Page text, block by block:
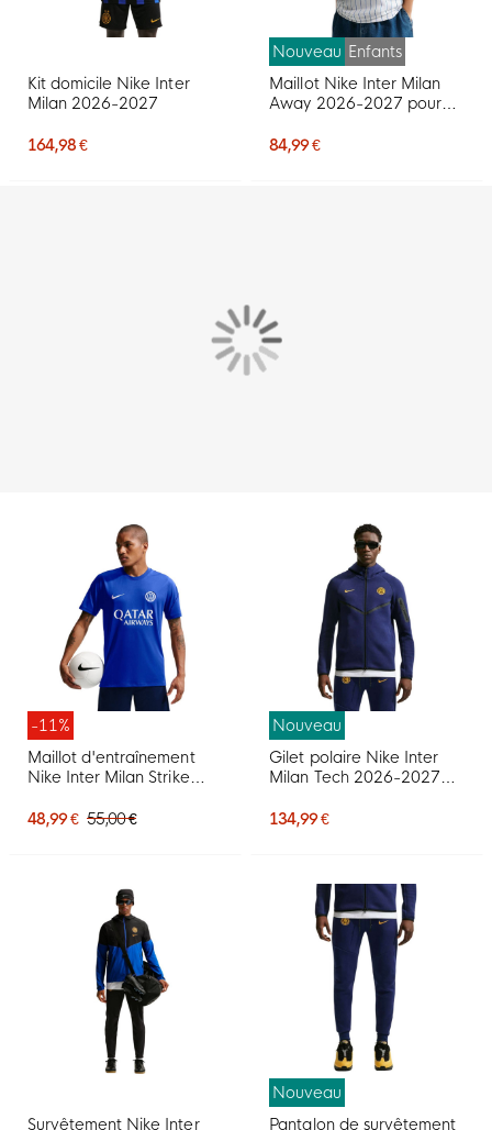
Kit domicile Nike Inter
Milan 2026-2027
164,98 €
Nouveau Enfants
Maillot Nike Inter Milan
Away 2026-2027 pour
84,99 €
-11%
Maillot d'entraînement
Nike Inter Milan Strike
blanc
48,99 € 55,00 €
Nouveau
Gilet polaire Nike Inter
Milan Tech 2026-2027
jaune
134,99 €
Survêtement Nike Inter
Nouveau
Pantalon de survêtement